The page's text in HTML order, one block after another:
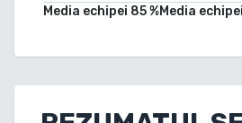
Media echipei 85%Media echipei